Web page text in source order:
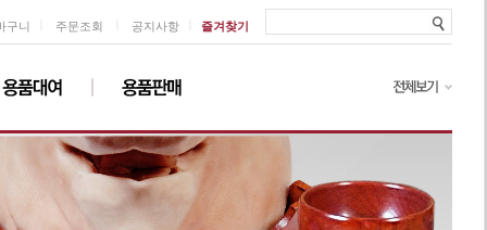
즐겨찾기
구니 주문조회 공지사항